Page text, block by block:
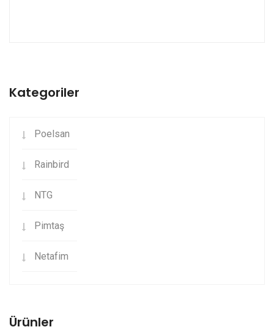
Kategoriler
Poelsan
Rainbird
NTG
Pimtaş
Netafim
Ürünler